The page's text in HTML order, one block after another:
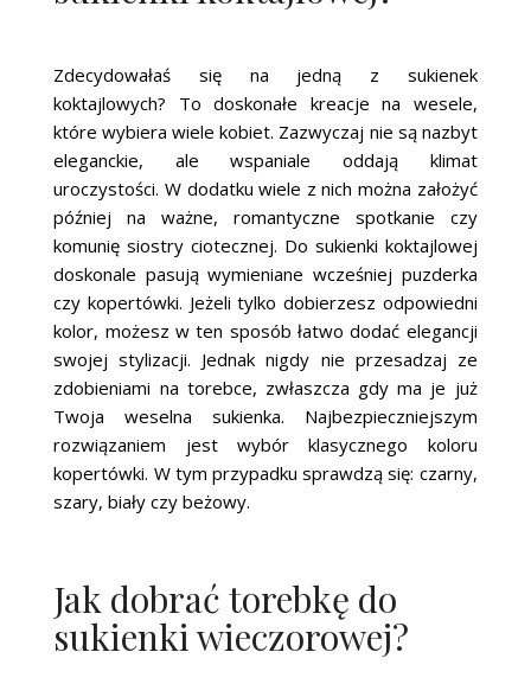
Zdecydowałaś się na jedną z sukienek
koktajlowych? To doskonałe kreacje na wesele,
które wybiera wiele kobiet. Zazwyczaj nie są nazbyt
eleganckie, ale wspaniale oddają klimat
uroczystości. W dodatku wiele z nich można założyć
później na ważne, romantyczne spotkanie czy
komunię siostry ciotecznej. Do sukienki koktajlowej
doskonale pasują wymieniane wcześniej puzderka
czy kopertówki. Jeżeli tylko dobierzesz odpowiedni
kolor, możesz w ten sposób łatwo dodać elegancji
swojej stylizacji. Jednak nigdy nie przesadzaj ze
zdobieniami na torebce, zwłaszcza gdy ma je już
Twoja weselna sukienka. Najbezpieczniejszym
rozwiązaniem jest wybór klasycznego koloru
kopertówki. W tym przypadku sprawdzą się: czarny,
szary, biały czy beżowy.
Jak dobrać torebkę do
sukienki wieczorowej?